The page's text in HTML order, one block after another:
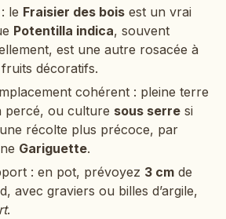
le Fraisier des bois est un vrai
Potentilla indica, souvent
est une autre rosacée à
décoratifs.
cohérent : pleine terre
percé, ou culture sous serre si
récolte plus précoce, par
Gariguette.
: en pot, prévoyez 3 cm de
avec graviers ou billes d’argile,
.